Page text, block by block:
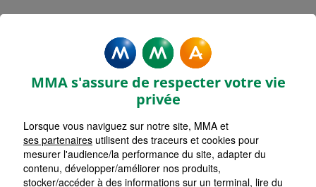
Rechercher une agence par code postal ou ville
Commencez à taper pour voir les suggestions de
Aucune suggestion disponible
LISTE AGENCES
LYON CROIX ROUSSE
HORAIRES D'AUJOURD'HUI
09h00 - 11h00 / 14h00 - 17h00
MMA s'assure de respecter votre vie
privée
Lorsque vous naviguez sur notre site, MMA et
ses partenaires utilisent des traceurs et cookies pour
mesurer l'audience/la performance du site, adapter du
contenu, développer/améliorer nos produits,
stocker/accéder à des informations sur un terminal, lire du